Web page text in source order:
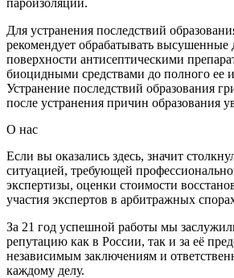
Для устранения последствий
рекомендует обрабатывать высушенные
поверхности антисептическими
биоцидными средствами до полного ее
Устранение последствий образования
после устранения причин образования
О нас
Если вы оказались здесь, значит
ситуацией, требующей
экспертизы, оценки стоимости
участия экспертов в арбитражных
За 21 год успешной работы мы
репутацию как в России, так и за её
независимым заключениям и
каждому делу.